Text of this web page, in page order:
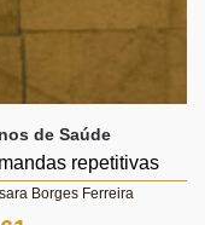
de Saúde
repetitivas
Borges Ferreira